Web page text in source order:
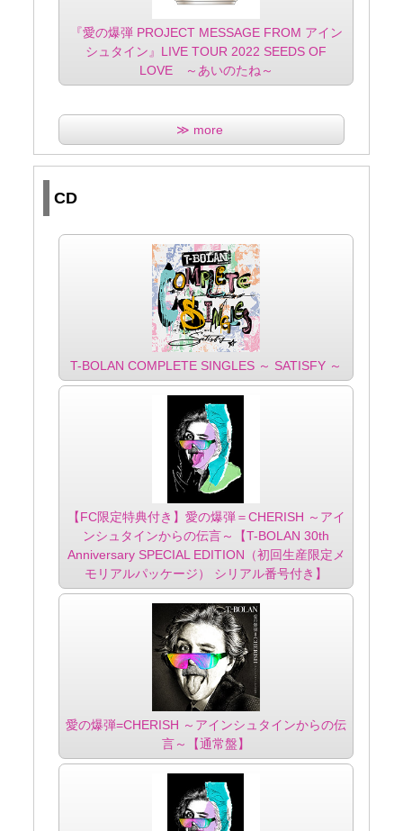
『愛の爆弾 PROJECT MESSAGE FROM アイン
シュタイン』LIVE TOUR 2022 SEEDS OF
LOVE ～あいのたね～
≫ more
CD
T-BOLAN COMPLETE SINGLES ～ SATISFY ～
【FC限定特典付き】愛の爆弾＝CHERISH ～アイ
ンシュタインからの伝言～【T-BOLAN 30th
Anniversary SPECIAL EDITION（初回生産限定メ
モリアルパッケージ） シリアル番号付き】
愛の爆弾=CHERISH ～アインシュタインからの伝
言～【通常盤】